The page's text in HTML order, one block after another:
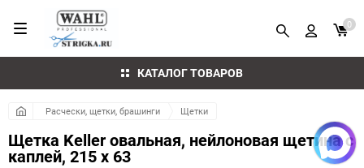
КАТАЛОГ ТОВАРОВ
0
Расчески, щетки, брашинги Щетки
Щетка Keller овальная, нейлоновая щетина с
каплей, 215 x 63